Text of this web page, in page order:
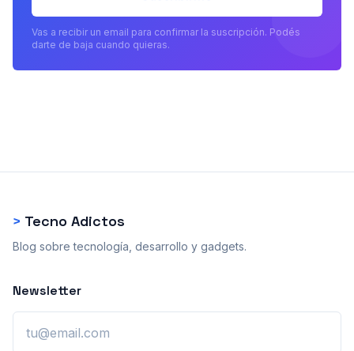
Vas a recibir un email para confirmar la suscripción. Podés
darte de baja cuando quieras.
> Tecno Adictos
Blog sobre tecnología, desarrollo y gadgets.
Newsletter